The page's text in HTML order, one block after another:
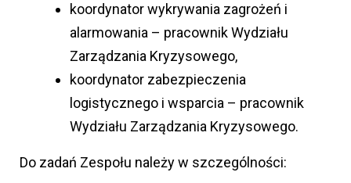
koordynator wykrywania zagrożeń i
alarmowania – pracownik Wydziału
Zarządzania Kryzysowego,
koordynator zabezpieczenia
logistycznego i wsparcia – pracownik
Wydziału Zarządzania Kryzysowego.
Do zadań Zespołu należy w szczególności: